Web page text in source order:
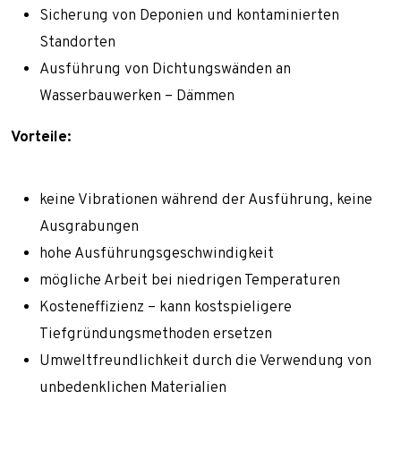
Karriere
Kontakt
Nachricht
Technologien
Über uns
Maschinenpark
Zuschüsse
Sicherung von Deponien und kontaminierten
Standorten
Ausführung von Dichtungswänden an
Wasserbauwerken – Dämmen
Vorteile:
keine Vibrationen während der Ausführung, keine
Ausgrabungen
hohe Ausführungsgeschwindigkeit
mögliche Arbeit bei niedrigen Temperaturen
Kosteneffizienz – kann kostspieligere
Tiefgründungsmethoden ersetzen
Umweltfreundlichkeit durch die Verwendung von
unbedenklichen Materialien